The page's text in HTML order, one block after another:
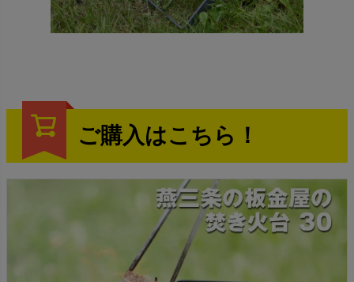
ご購入はこちら！